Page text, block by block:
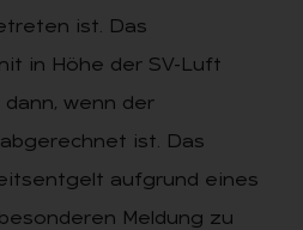
ist. Das
in Höhe der SV-Luft
wenn der
ist. Das
aufgrund eines
Meldung zu